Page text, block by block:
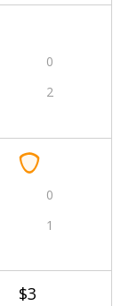
0
2
0
1
$3